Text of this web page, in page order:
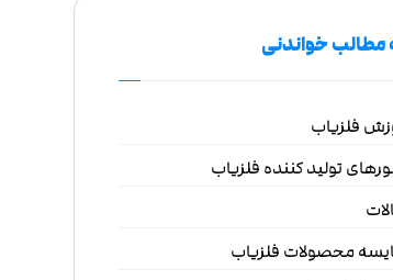
خواندنی
فلزیاب
تولید کننده فلزیاب
محصولات فلزیاب